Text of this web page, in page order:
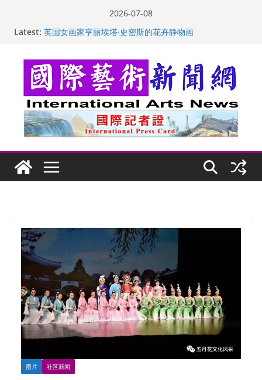
2026-07-08
Latest: “梵心”归处：一场展览 连着攀枝花的千里乡愁
美国人
玛丽安娜·卡拉切娃的绘画：幽默和难以言喻的快乐
苏方 ：“字”得其乐
图片 社区新闻